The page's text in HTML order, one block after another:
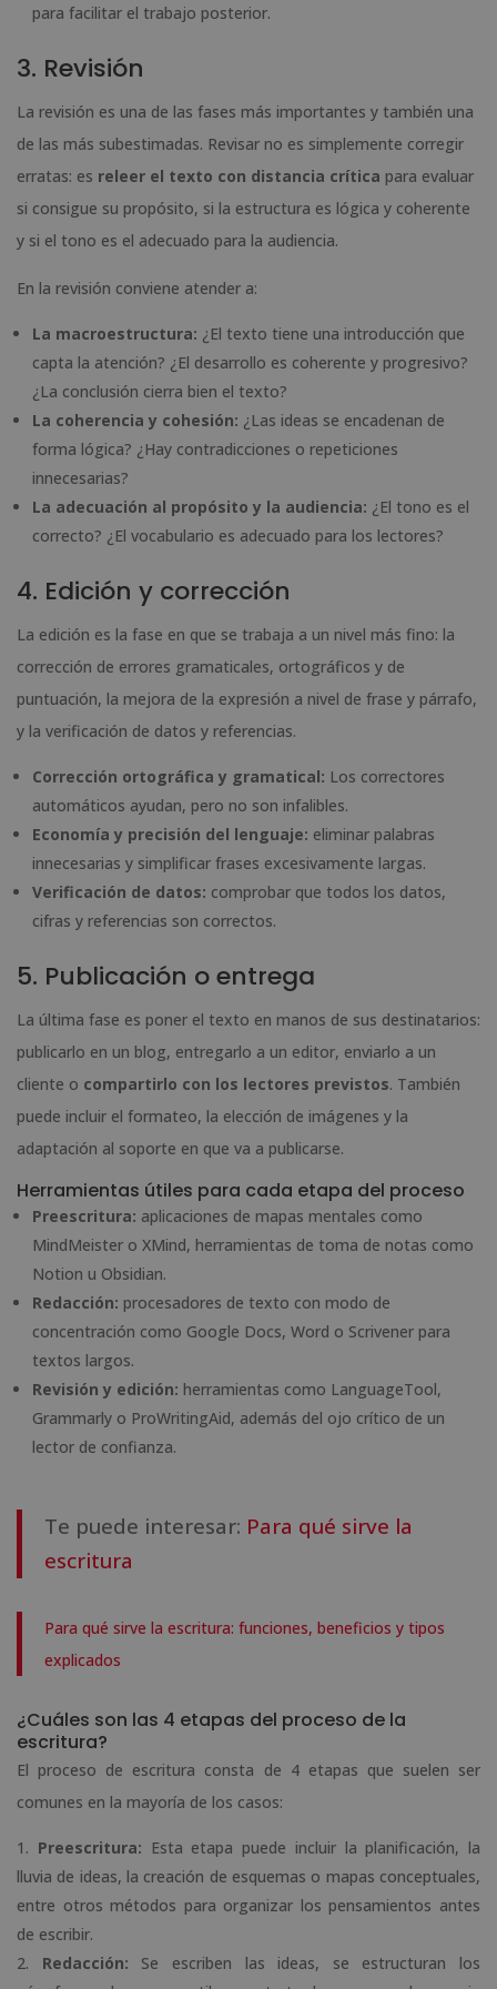
para facilitar el trabajo posterior.
3. Revisión
La revisión es una de las fases más importantes y también una
de las más subestimadas. Revisar no es simplemente corregir
erratas: es releer el texto con distancia crítica para evaluar
si consigue su propósito, si la estructura es lógica y coherente
y si el tono es el adecuado para la audiencia.
En la revisión conviene atender a:
La macroestructura: ¿El texto tiene una introducción que
capta la atención? ¿El desarrollo es coherente y progresivo?
¿La conclusión cierra bien el texto?
La coherencia y cohesión: ¿Las ideas se encadenan de
forma lógica? ¿Hay contradicciones o repeticiones
innecesarias?
La adecuación al propósito y la audiencia: ¿El tono es el
correcto? ¿El vocabulario es adecuado para los lectores?
4. Edición y corrección
La edición es la fase en que se trabaja a un nivel más fino: la
corrección de errores gramaticales, ortográficos y de
puntuación, la mejora de la expresión a nivel de frase y párrafo,
y la verificación de datos y referencias.
Corrección ortográfica y gramatical: Los correctores
automáticos ayudan, pero no son infalibles.
Economía y precisión del lenguaje: eliminar palabras
innecesarias y simplificar frases excesivamente largas.
Verificación de datos: comprobar que todos los datos,
cifras y referencias son correctos.
5. Publicación o entrega
La última fase es poner el texto en manos de sus destinatarios:
publicarlo en un blog, entregarlo a un editor, enviarlo a un
cliente o compartirlo con los lectores previstos. También
puede incluir el formateo, la elección de imágenes y la
adaptación al soporte en que va a publicarse.
Herramientas útiles para cada etapa del proceso
Preescritura: aplicaciones de mapas mentales como
MindMeister o XMind, herramientas de toma de notas como
Notion u Obsidian.
Redacción: procesadores de texto con modo de
concentración como Google Docs, Word o Scrivener para
textos largos.
Revisión y edición: herramientas como LanguageTool,
Grammarly o ProWritingAid, además del ojo crítico de un
lector de confianza.
Te puede interesar: Para qué sirve la
escritura
Para qué sirve la escritura: funciones, beneficios y tipos
explicados
¿Cuáles son las 4 etapas del proceso de la
escritura?
El proceso de escritura consta de 4 etapas que suelen ser
comunes en la mayoría de los casos:
Preescritura: Esta etapa puede incluir la planificación, la
lluvia de ideas, la creación de esquemas o mapas conceptuales,
entre otros métodos para organizar los pensamientos antes
de escribir.
Redacción: Se escriben las ideas, se estructuran los